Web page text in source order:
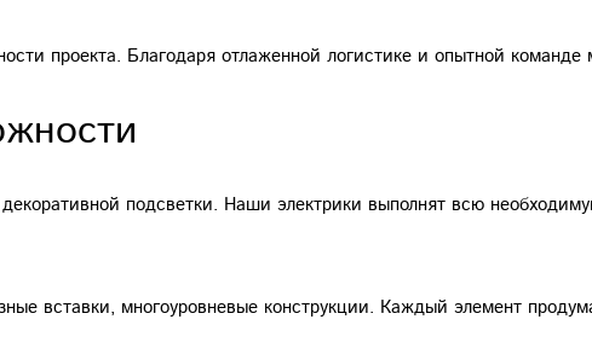
проекта. Благодаря отлаженной логистике и опытной
подсветки. Наши электрики выполнят всю
вставки, многоуровневые конструкции. Каждый элемент